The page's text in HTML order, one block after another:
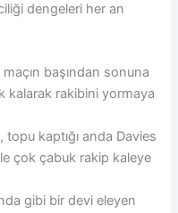
dengeleri her an
maçın başından sonuna
kalarak rakibini yormaya
topu kaptığı anda Davies
çok çabuk rakip kaleye
gibi bir devi eleyen